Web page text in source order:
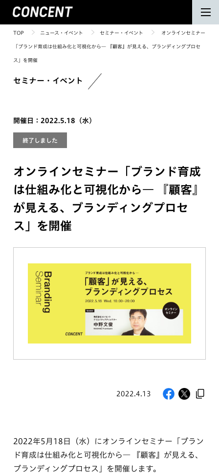
TOP ニュース・イベント セミナー・イベント オンラインセミナー
「ブランド育成は仕組み化と可視化から― 『顧客』が見える、ブランディングプロセ
ス」を開催
セミナー・イベント
開催日：2022.5.18（水）
終了しました
オンラインセミナー「ブランド育成
は仕組み化と可視化から― 『顧客』
が見える、ブランディングプロセ
ス」を開催
2022.4.13
2022年5月18日（水）にオンラインセミナー「ブラン
ド育成は仕組み化と可視化から― 『顧客』が見える、
ブランディングプロセス」を開催します。